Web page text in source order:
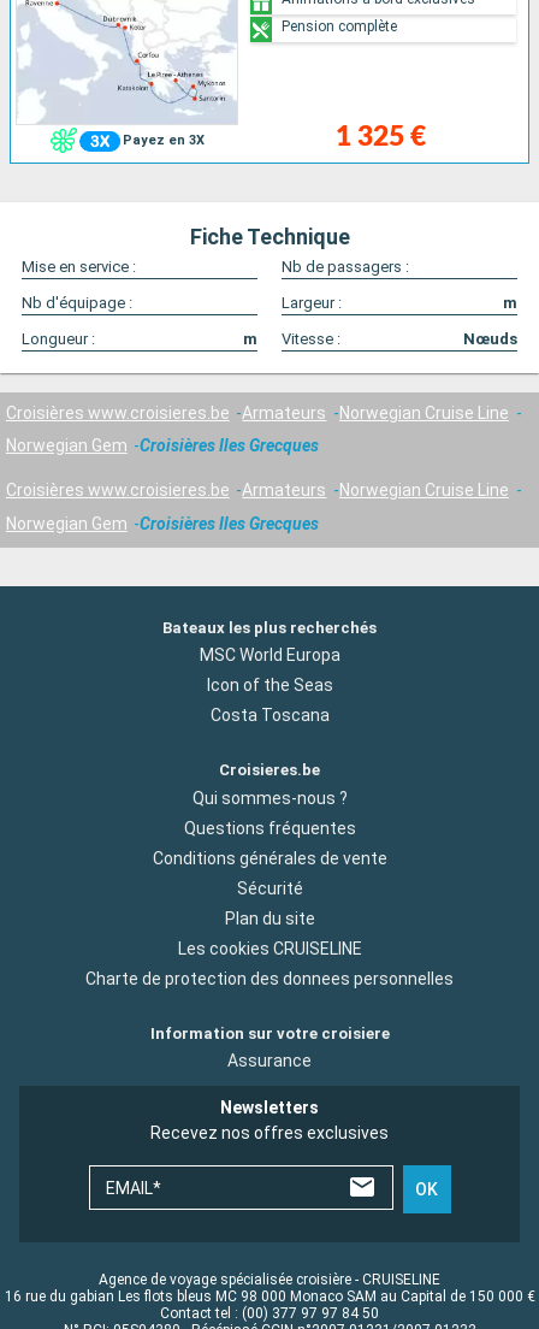
Payez en 3X 1 325 €
Pension complète
Fiche Technique
Mise en service :
Nb de passagers :
Nb d'équipage :
Largeur :
m
Longueur :
m Vitesse : Nœuds
Croisières www.croisieres.be Armateurs
Norwegian Cruise Line
Norwegian Gem
Croisières Iles Grecques
Croisières www.croisieres.be Armateurs
Norwegian Cruise Line
Norwegian Gem
Croisières Iles Grecques
Bateaux les plus recherchés
MSC World Europa
Icon of the Seas
Costa Toscana
Croisieres.be
Qui sommes-nous ?
Questions fréquentes
Conditions générales de vente
Sécurité
Plan du site
Les cookies CRUISELINE
Charte de protection des donnees personnelles
Information sur votre croisiere
Assurance
Newsletters
Recevez nos offres exclusives
EMAIL* OK
Agence de voyage spécialisée croisière - CRUISELINE
16 rue du gabian Les flots bleus MC 98 000 Monaco SAM au Capital de 150 000 €
Contact tel : (00) 377 97 97 84 50